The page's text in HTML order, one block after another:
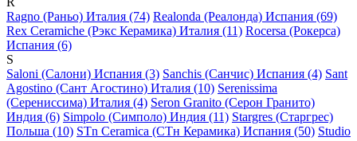
Ragno (Раньо) Италия (74) Realonda (Реалонда) Испания (69)
Rex Ceramiche (Рэкс Керамика) Италия (11) Rocersa (Рокерса)
Испания (6)
S
Saloni (Салони) Испания (3) Sanchis (Санчис) Испания (4) Sant
Agostino (Сант Агостино) Италия (10) Serenissima
(Серениссима) Италия (4) Seron Granito (Серон Гранито)
Индия (6) Simpolo (Симполо) Индия (11) Stargres (Старгрес)
Польша (10) STn Ceramica (СТн Керамика) Испания (50) Studio